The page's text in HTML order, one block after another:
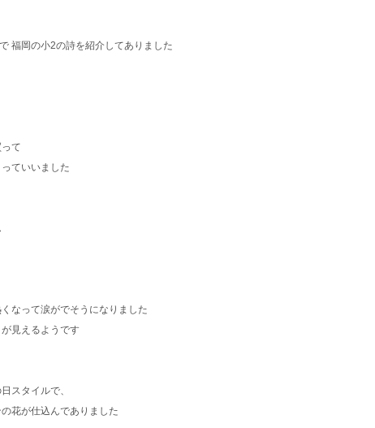
福岡の小2の詩を紹介してありました
て
ていいました
なって涙がでそうになりました
見えるようです
スタイルで、
花が仕込んでありました